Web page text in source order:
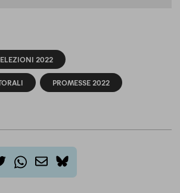
ELEZIONI 2022
PROMESSE 2022
bluesky